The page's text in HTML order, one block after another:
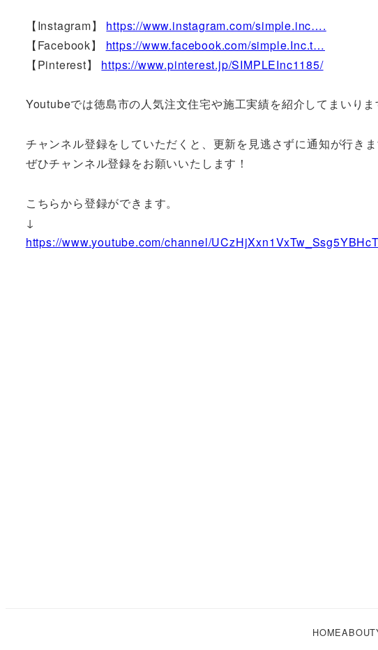
【Instagram】 https://www.instagram.com/simple.inc….
【Facebook】 https://www.facebook.com/simple.Inc.t…
【Pinterest】 https://www.pinterest.jp/SIMPLEInc1185/
Youtubeでは徳島市の人気注文住宅や施工実績を紹介してまいりま
チャンネル登録をしていただくと、更新を見逃さずに通知が行き
ぜひチャンネル登録をお願いいたします！
こちらから登録ができます。
↓
https://www.youtube.com/channel/
HOMEABOUT